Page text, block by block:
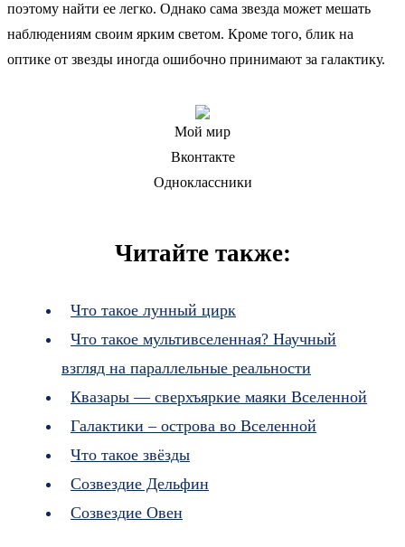
поэтому найти ее легко. Однако сама звезда может мешать
наблюдениям своим ярким светом. Кроме того, блик на
оптике от звезды иногда ошибочно принимают за галактику.
Мой мир
Вконтакте
Одноклассники
Читайте также:
Что такое лунный цирк
Что такое мультивселенная? Научный
взгляд на параллельные реальности
Квазары — сверхъяркие маяки Вселенной
Галактики – острова во Вселенной
Что такое звёзды
Созвездие Дельфин
Созвездие Овен